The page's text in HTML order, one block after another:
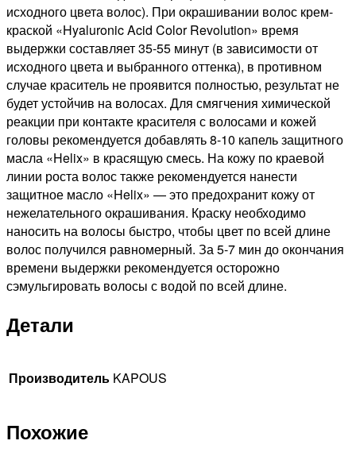
исходного цвета волос). При окрашивании волос крем-
краской «Hyaluronic Acid Color Revolution» время
выдержки составляет 35-55 минут (в зависимости от
исходного цвета и выбранного оттенка), в противном
случае краситель не проявится полностью, результат не
будет устойчив на волосах. Для смягчения химической
реакции при контакте красителя с волосами и кожей
головы рекомендуется добавлять 8-10 капель защитного
масла «Helix» в красящую смесь. На кожу по краевой
линии роста волос также рекомендуется нанести
защитное масло «Helix» — это предохранит кожу от
нежелательного окрашивания. Краску необходимо
наносить на волосы быстро, чтобы цвет по всей длине
волос получился равномерный. За 5-7 мин до окончания
времени выдержки рекомендуется осторожно
сэмульгировать волосы с водой по всей длине.
Детали
Производитель KAPOUS
Похожие